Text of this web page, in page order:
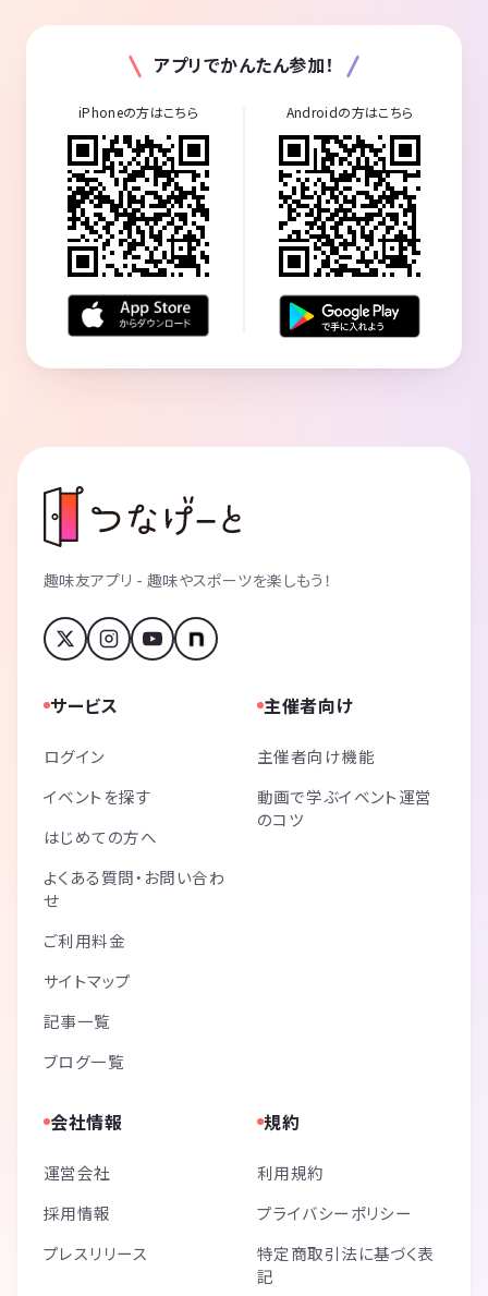
アプリでかんたん参加！
iPhoneの方はこちら Androidの方はこちら
趣味友アプリ - 趣味やスポーツを楽しもう！
サービス
ログイン
イベントを探す
はじめての方へ
よくある質問・お問い合わ
せ
ご利用料金
サイトマップ
記事一覧
ブログ一覧
主催者向け
主催者向け機能
動画で学ぶイベント運営
のコツ
会社情報
運営会社
採用情報
プレスリリース
規約
利用規約
プライバシーポリシー
特定商取引法に基づく表
記